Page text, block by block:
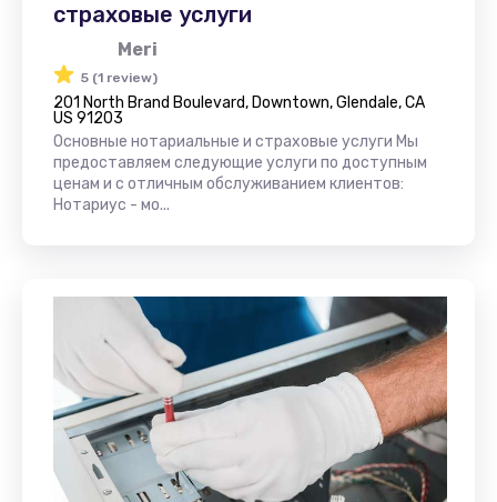
страховые услуги
Meri
5 (1 review)
201 North Brand Boulevard, Downtown, Glendale, CA
US 91203
Основные нотариальные и страховые услуги Мы
предоставляем следующие услуги по доступным
ценам и с отличным обслуживанием клиентов:
Нотариус - мо...